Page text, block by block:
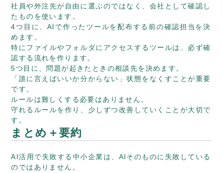
社員や外注先が自由に選ぶのではなく、会社として確認し
たものを使います。
4つ目に、AIで作ったツールを配布する前の確認担当を決
めます。
特にファイルやフォルダにアクセスするツールは、必ず確
認する流れを作ります。
5つ目に、問題が起きたときの相談先を決めます。
「誰に言えばいいか分からない」状態をなくすことが重要
です。
ルールは難しくする必要はありません。
守れるルールを作り、少しずつ改善していくことが大切で
す。
まとめ＋要約
AI活用で失敗する中小企業は、AIそのものに失敗している
のではありません。